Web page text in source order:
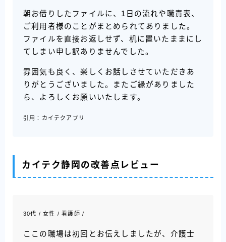
朝お借りしたファイルに、1日の流れや職責表、
ご利用者様のことがまとめられてありました。
ファイルを直接お返しせず、机に置いたままにし
てしまい申し訳ありませんでした。
雰囲気も良く、楽しくお話しさせていただきあ
りがとうございました。またご縁がありました
ら、よろしくお願いいたします。
引用：カイテクアプリ
カイテク静岡の改善点レビュー
30代 / 女性 / 看護師 /
ここの職場は初回とお伝えしましたが、介護士